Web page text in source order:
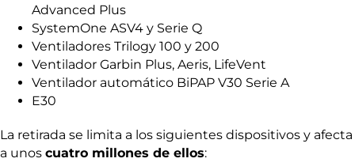
Advanced Plus
SystemOne ASV4 y Serie Q
Ventiladores Trilogy 100 y 200
Ventilador Garbin Plus, Aeris, LifeVent
Ventilador automático BiPAP V30 Serie A
E30
La retirada se limita a los siguientes dispositivos y afecta
a unos cuatro millones de ellos: